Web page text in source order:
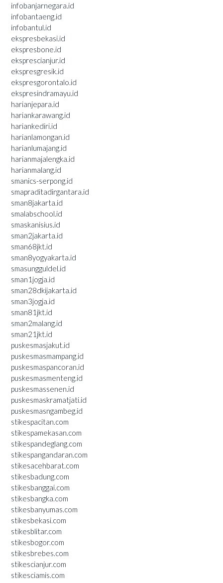
infobanjarnegara.id
infobantaeng.id
infobantul.id
ekspresbekasi.id
ekspresbone.id
eksprescianjur.id
ekspresgresik.id
ekspresgorontalo.id
ekspresindramayu.id
harianjepara.id
hariankarawang.id
hariankediri.id
harianlamongan.id
harianlumajang.id
harianmajalengka.id
harianmalang.id
smanics-serpong.id
smapraditadirgantara.id
sman8jakarta.id
smalabschool.id
smaskanisius.id
sman2jakarta.id
sman68jkt.id
sman8yogyakarta.id
smasungguldel.id
sman1jogja.id
sman28dkijakarta.id
sman3jogja.id
sman81jkt.id
sman2malang.id
sman21jkt.id
puskesmasjakut.id
puskesmasmampang.id
puskesmaspancoran.id
puskesmasmenteng.id
puskesmassenen.id
puskesmaskramatjati.id
puskesmasngambeg.id
stikespacitan.com
stikespamekasan.com
stikespandeglang.com
stikespangandaran.com
stikesacehbarat.com
stikesbadung.com
stikesbanggai.com
stikesbangka.com
stikesbanyumas.com
stikesbekasi.com
stikesblitar.com
stikesbogor.com
stikesbrebes.com
stikescianjur.com
stikesciamis.com